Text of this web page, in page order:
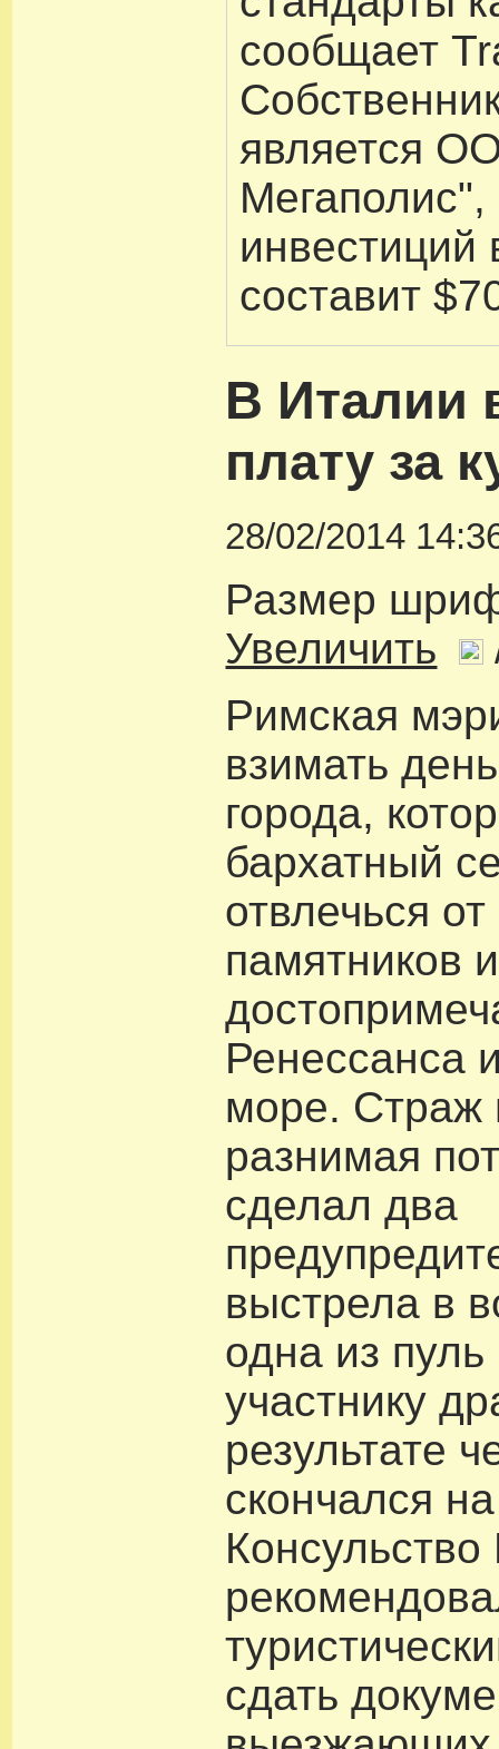
сообщает
является
инвестиций
составит
В Италии
плату за
28/02/2014
Размер
Увеличить
Римская
взимать
города,
бархатный
отвлечься
памятников и
Ренессанса
море. Страж
разнимая
сделал два
выстрела в
одна из
участнику
результате
скончался
сдать